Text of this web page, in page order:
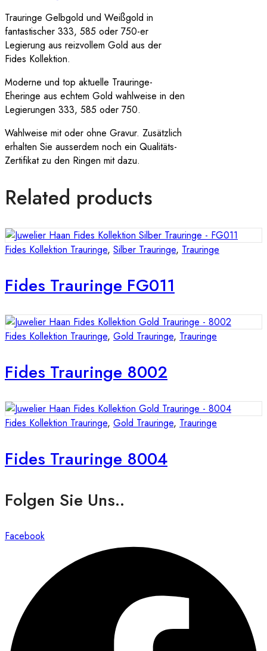
Trauringe Gelbgold und Weißgold in
fantastischer 333, 585 oder 750-er
Legierung aus reizvollem Gold aus der
Fides Kollektion.
Moderne und top aktuelle Trauringe-
Eheringe aus echtem Gold wahlweise in den
Legierungen 333, 585 oder 750.
Wahlweise mit oder ohne Gravur. Zusätzlich
erhalten Sie ausserdem noch ein Qualitäts-
Zertifikat zu den Ringen mit dazu.
Related products
Fides Kollektion Trauringe, Silber Trauringe, Trauringe
Fides Trauringe FG011
Fides Kollektion Trauringe, Gold Trauringe, Trauringe
Fides Trauringe 8002
Fides Kollektion Trauringe, Gold Trauringe, Trauringe
Fides Trauringe 8004
Folgen Sie Uns..
Facebook